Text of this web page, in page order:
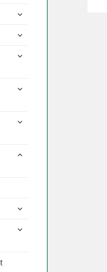
untermenü
untermenü
untermenü
untermenü
untermenü
untermenü
untermenü
untermenü